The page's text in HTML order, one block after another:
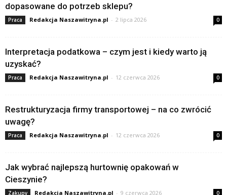
dopasowane do potrzeb sklepu?
Praca Redakcja Naszawitryna.pl - 2 lipca 2026 0
Interpretacja podatkowa – czym jest i kiedy warto ją
uzyskać?
Praca Redakcja Naszawitryna.pl - 12 czerwca 2026 0
Restrukturyzacja firmy transportowej – na co zwrócić
uwagę?
Praca Redakcja Naszawitryna.pl - 12 czerwca 2026 0
Jak wybrać najlepszą hurtownię opakowań w
Cieszynie?
Zakupy Redakcja Naszawitryna.pl - 9 czerwca 2026 0